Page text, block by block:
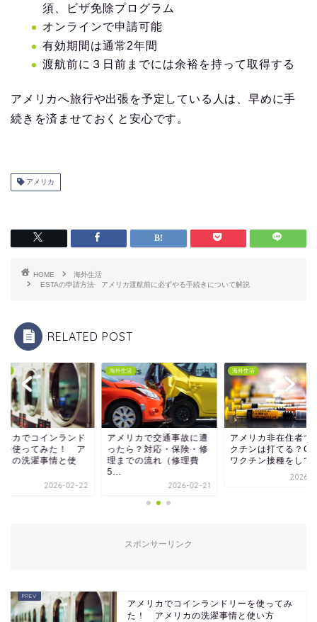
須、ビザ免除プログラム
オンラインで申請可能
有効期間は通常2年間
渡航前に３日前までには余裕を持って取得する
アメリカへ旅行や出張を予定している人は、早めに手
続きを済ませておくと安心です。
アメリカ
HOME
海外生活
ESTAの申請方法 アメリカ渡航前に必ずやる手続きについて解説
RELATED POST
リカでコインランド
を使ってみた！ ア
カの洗濯事情と使
2026-02-22
海外生活
アメリカで交通事故に遭
ったら？対応・保険・修
理までの流れ（修理費
5...
2026-02-21
海外生活
アメリカ非在住者で
クチンは打てる？
ワクチン接種をして
2026-
スポンサーリンク
アメリカでコインランドリーを使ってみ
た！ アメリカの洗濯事情と使い方